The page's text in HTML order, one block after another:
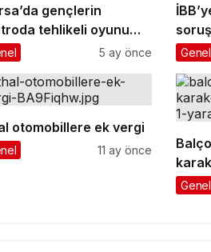
gençlerin
tehlikeli oyunu
yansıdı
5 ay önce Genel
otomobillere ek vergi
11 ay önce
1Genel